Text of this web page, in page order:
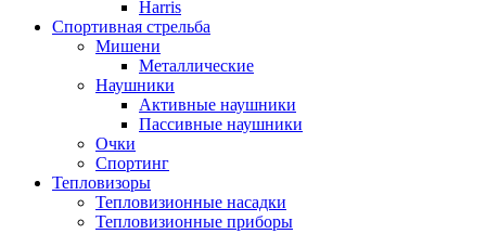
Harris
Спортивная стрельба
Мишени
Металлические
Наушники
Активные наушники
Пассивные наушники
Очки
Спортинг
Тепловизоры
Тепловизионные насадки
Тепловизионные приборы